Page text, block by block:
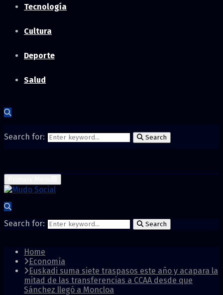
Tecnología
Cultura
Deporte
Salud
Search for: Search
Search for: Search
Home
Economía
Euskadi suma siete traspasos este año y acapara la
mitad de las transferencias a CCAA desde que
Sánchez llegó a Moncloa